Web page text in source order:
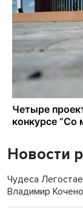
Новости
Чудеса
Владимир